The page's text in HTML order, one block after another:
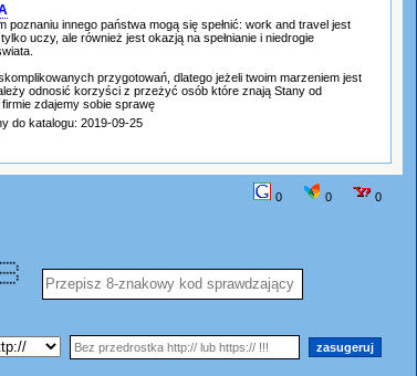
poznaniu innego państwa mogą się spełnić: work and travel jest
uczy, ale również jest okazją na spełnianie i niedrogie
przygotowań, dlatego jeżeli twoim marzeniem jest
odnosić korzyści z przeżyć osób które znają Stany od
zdajemy sobie sprawę
do katalogu: 2019-09-25
0 0 0
*
*
*
*